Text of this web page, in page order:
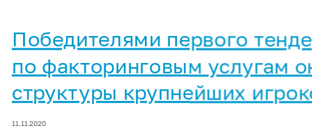
Победителями первого
по факторинговым услугам
структуры крупнейших
11.11.2020